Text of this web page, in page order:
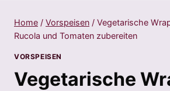
Home / Vorspeisen / Vegetarische
Rucola und Tomaten zubereiten
VORSPEISEN
Vegetarische